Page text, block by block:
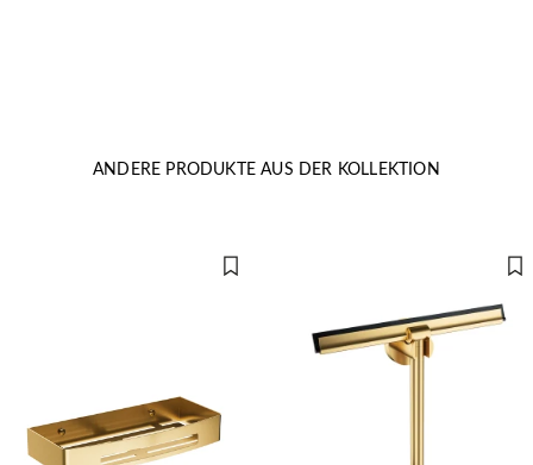
ANDERE PRODUKTE AUS DER KOLLEKTION